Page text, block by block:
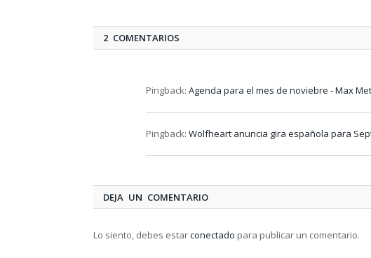
2 COMENTARIOS
Pingback: Agenda para el mes de noviebre - Max
Pingback: Wolfheart anuncia gira española para
DEJA UN COMENTARIO
Lo siento, debes estarconectado para publicar un comentario.